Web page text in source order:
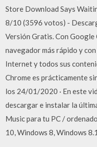
Store Download Says
8/10 (3596 votos) -
Versión Gratis. Con Google
navegador más rápido y
Internet y todos sus
Chrome es prácticamente
los 24/01/2020 · En este
descargar e instalar la
Music para tu PC /
10, Windows 8, Windows 8.1